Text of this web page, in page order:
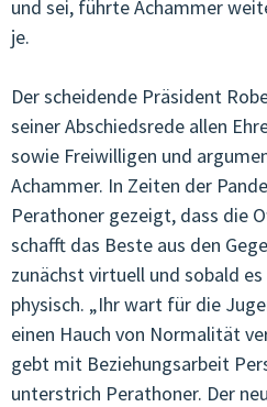
KONTAKT
und sei, führte Achammer
je.
Der scheidende Präsident
seiner Abschiedsrede allen
sowie Freiwilligen und
Achammer. In Zeiten der
Perathoner gezeigt, dass die
schafft das Beste aus den
zunächst virtuell und sobald
physisch. „Ihr wart für die
einen Hauch von Normalität
gebt mit Beziehungsarbeit
unterstrich Perathoner. Der